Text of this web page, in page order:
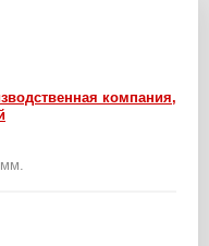
компания,